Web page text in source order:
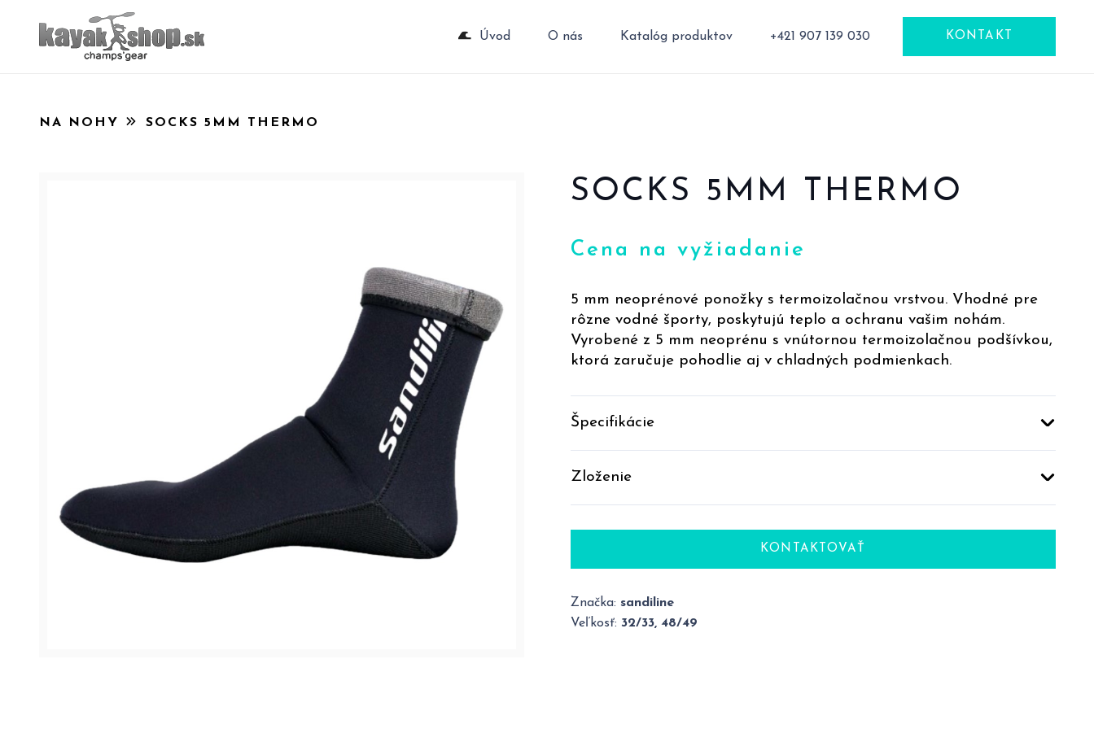
Úvod O nás Katalóg produktov +421 907 139 030 KONTAKT
NA NOHY SOCKS 5MM THERMO
SOCKS 5MM THERMO
Cena na vyžiadanie
5 mm neoprénové ponožky s termoizolačnou vrstvou. Vhodné pre
rôzne vodné športy, poskytujú teplo a ochranu vašim nohám.
Vyrobené z 5 mm neoprénu s vnútornou termoizolačnou podšívkou,
ktorá zaručuje pohodlie aj v chladných podmienkach.
Špecifikácie
Zloženie
KONTAKTOVAŤ
Značka: sandiline
Veľkosť: 32/33, 48/49